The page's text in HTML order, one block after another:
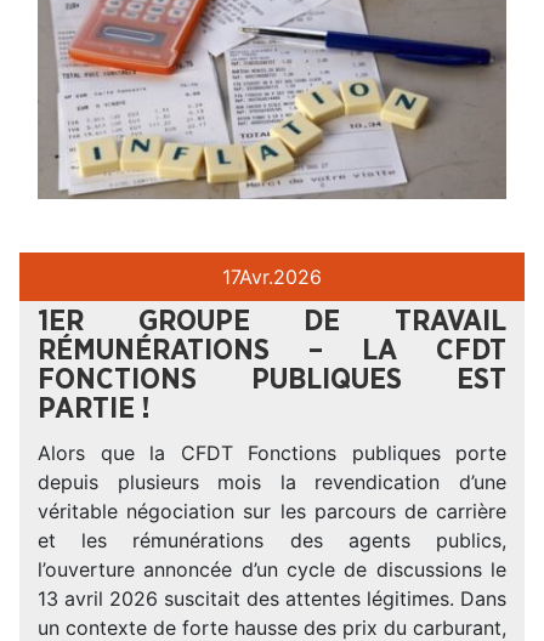
17Avr.2026
1ER GROUPE DE TRAVAIL
RÉMUNÉRATIONS – LA CFDT
FONCTIONS PUBLIQUES EST
PARTIE !
Alors que la CFDT Fonctions publiques porte
depuis plusieurs mois la revendication d’une
véritable négociation sur les parcours de carrière
et les rémunérations des agents publics,
l’ouverture annoncée d’un cycle de discussions le
13 avril 2026 suscitait des attentes légitimes. Dans
un contexte de forte hausse des prix du carburant,